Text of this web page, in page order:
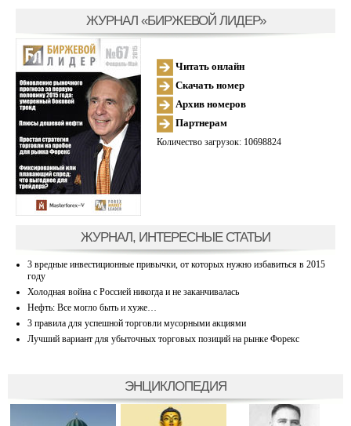
ЖУРНАЛ «БИРЖЕВОЙ ЛИДЕР»
Читать онлайн
Скачать номер
Архив номеров
Партнерам
Количество загрузок: 10698824
ЖУРНАЛ, ИНТЕРЕСНЫЕ СТАТЬИ
3 вредные инвестиционные привычки, от которых нужно избавиться в 2015
году
Холодная война с Россией никогда и не заканчивалась
Нефть: Все могло быть и хуже…
3 правила для успешной торговли мусорными акциями
Лучший вариант для убыточных торговых позиций на рынке Форекс
ЭНЦИКЛОПЕДИЯ